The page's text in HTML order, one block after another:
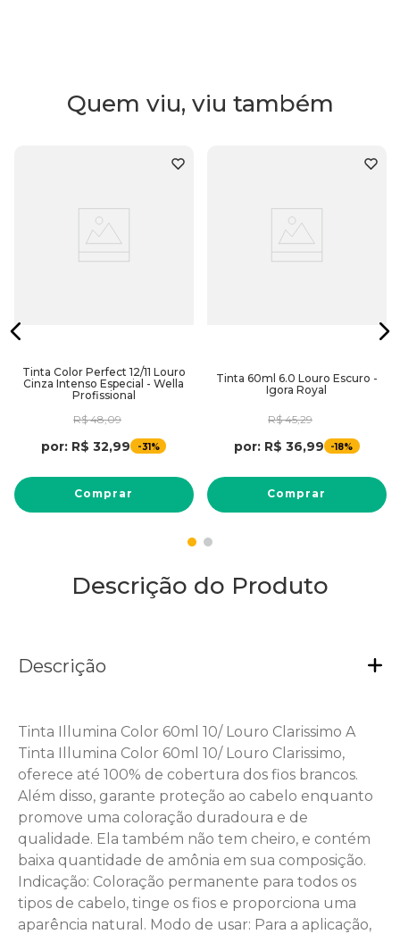
Quem viu, viu também
Tinta Color Perfect 12/11 Louro
Cinza Intenso Especial - Wella
Profissional
R$ 48,09
por: R$ 32,99 -31%
Comprar
Tinta 60ml 6.0 Louro Escuro -
Igora Royal
R$ 45,29
por: R$ 36,99 -18%
Comprar
Descrição do Produto
Descrição
Tinta Illumina Color 60ml 10/ Louro Clarissimo A
Tinta Illumina Color 60ml 10/ Louro Clarissimo,
oferece até 100% de cobertura dos fios brancos.
Além disso, garante proteção ao cabelo enquanto
promove uma coloração duradoura e de
qualidade. Ela também não tem cheiro, e contém
baixa quantidade de amônia em sua composição.
Indicação: Coloração permanente para todos os
tipos de cabelo, tinge os fios e proporciona uma
aparência natural. Modo de usar: Para a aplicação,